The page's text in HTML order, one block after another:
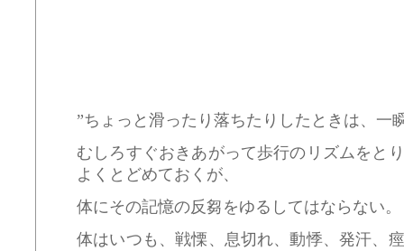
”ちょっと滑ったり落ちたりしたときは、一
むしろすぐおきあがって歩行のリズムをと
よくとどめておくが、
体にその記憶の反芻をゆるしてはならない。
体はいつも、戦慄、息切れ、動悸、発汗、